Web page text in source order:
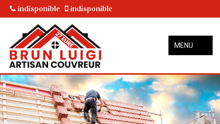
indisponible indisponible
MENU